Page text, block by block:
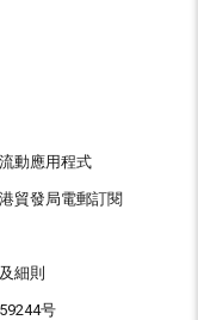
動應用程式
貿發局電郵訂閱
細則
号